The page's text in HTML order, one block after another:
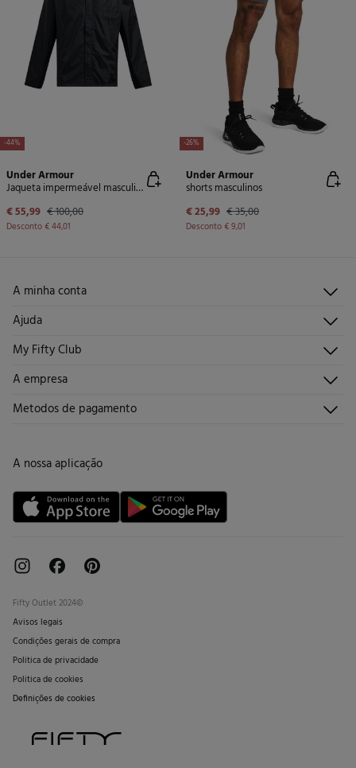
-44%
Under Armour
Jaqueta impermeável masculina
€ 55,99 € 100,00
Desconto€ 44,01
-26%
Under Armour
shorts masculinos
€ 25,99 € 35,00
Desconto€ 9,01
A minha conta
Iniciar sessão
Registar-me
Direções de envio
Torne-se sócio
Ajuda
Atendimento ao cliente
Envie-nos um e-mail
Perguntas frequentes
Promoções vigentes
Cartão de Devolução
Cartão Presente online
Livro de Reclamações online
My Fifty Club
Descúbrelo
Junta-te
A empresa
Quem somos?
Trabalha connosco
Metodos de pagamento
A nossa aplicação
Fifty Outlet 2024©
Avisos legais
Condições gerais de compra
Politica de privacidade
Politica de cookies
Definições de cookies